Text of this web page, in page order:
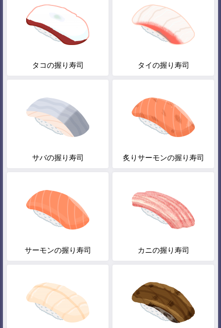
タコの握り寿司 タイの握り寿司
サバの握り寿司 炙りサーモンの握り寿司
サーモンの握り寿司 カニの握り寿司